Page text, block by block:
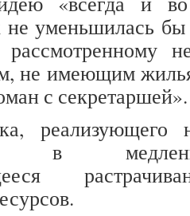
не уменьшилась
не имеющим
с секретаршей».
реализующего
в